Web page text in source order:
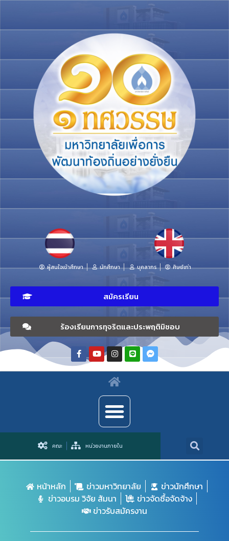
ผู้สนใจเข้าศึกษา นักศึกษา บุคลากร ศิษย์เก่า
สมัครเรียน
ร้องเรียนการทุจริตและประพฤติมิชอบ
คณะ หน่วยงานภายใน
หน้าหลัก ข่าวมหาวิทยาลัย
ข่าวนักศึกษา
ข่าวอบรม วิจัย สัมนา
ข่าวจัดซื้อจัดจ้าง
ข่าวรับสมัครงาน